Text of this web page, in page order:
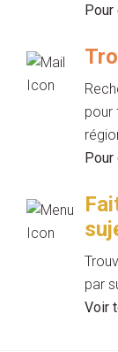
Pour
pour
Pour
par
Voir